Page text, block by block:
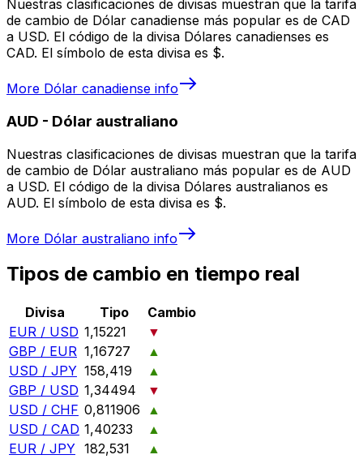
Nuestras clasificaciones de divisas muestran que la tarifa
de cambio de Dólar canadiense más popular es de CAD
a USD. El código de la divisa Dólares canadienses es
CAD. El símbolo de esta divisa es $.
More Dólar canadiense info
AUD - Dólar australiano
Nuestras clasificaciones de divisas muestran que la tarifa
de cambio de Dólar australiano más popular es de AUD
a USD. El código de la divisa Dólares australianos es
AUD. El símbolo de esta divisa es $.
More Dólar australiano info
Tipos de cambio en tiempo real
Divisa Tipo
Cambio
EUR / USD 1,15221
▼
GBP / EUR 1,16727
▲
USD / JPY 158,419
▲
GBP / USD 1,34494
▼
USD / CHF 0,811906
▲
USD / CAD 1,40233
▲
EUR / JPY 182,531
▲